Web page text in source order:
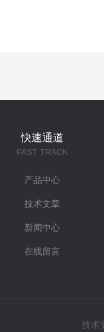
快速通道
FAST TRACK
产品中心
技术文章
新闻中心
在线留言
技术